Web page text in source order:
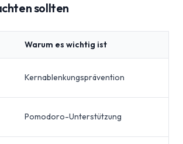
sollten
Warum es wichtig ist
Kernablenkungsprävention
Pomodoro-Unterstützung